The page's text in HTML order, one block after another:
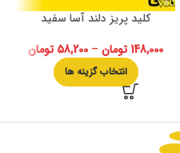
کلید پریز دلند آسا سفید
148,000 تومان –
58,200 تومان
انتخاب گزینه ها